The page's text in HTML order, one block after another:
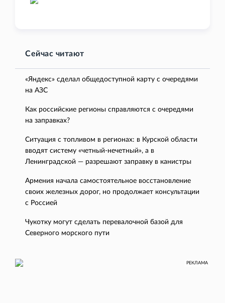
Сейчас читают
«Яндекс» сделал общедоступной карту с очередями
на АЗС
Как российские регионы справляются с очередями
на заправках?
Ситуация с топливом в регионах: в Курской области
вводят систему «четный-нечетный», а в
Ленинградской — разрешают заправку в канистры
Армения начала самостоятельное восстановление
своих железных дорог, но продолжает консультации
с Россией
Чукотку могут сделать перевалочной базой для
Северного морского пути
РЕКЛАМА